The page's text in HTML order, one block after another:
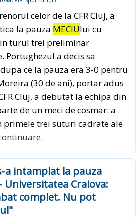
celor de la CFR Cluj, a
la pauza MECIUlui cu
turul trei preliminar
Portughezul a decis sa
ce la pauza era 3-0 pentru
(30 de ani), portar adus
Cluj, a debutat la echipa din
de un meci de cosmar: a
trei suturi cadrate ale
a intamplat la pauza
Universitatea Craiova:
complet. Nu pot